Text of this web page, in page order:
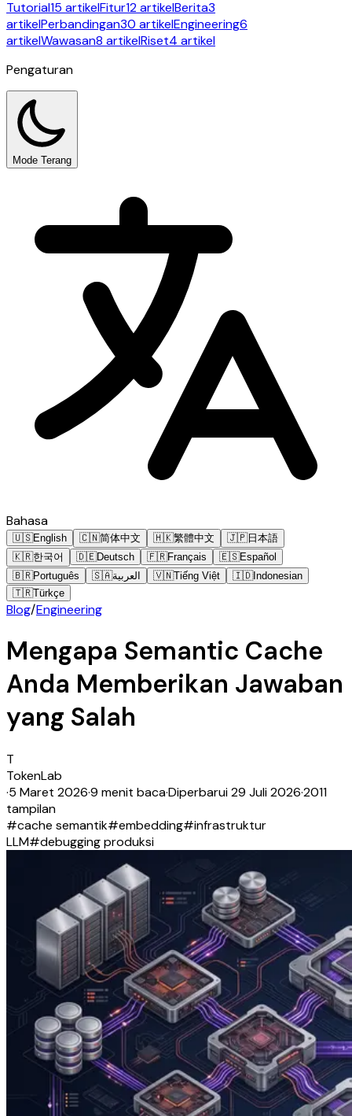
Tutorial15 artikelFitur12 artikelBerita3
artikelPerbandingan30 artikelEngineering6
artikelWawasan8 artikelRiset4 artikel
Pengaturan
Mode Terang
Bahasa
🇺🇸English 🇨🇳简体中文 🇭🇰繁體中文 🇯🇵日本語
🇰🇷한국어 🇩🇪Deutsch 🇫🇷Français 🇪🇸Español
🇧🇷Português 🇸🇦العربية 🇻🇳Tiếng Việt 🇮🇩Indonesian
🇹🇷Türkçe
Blog/Engineering
Mengapa Semantic Cache
Anda Memberikan Jawaban
yang Salah
T
TokenLab
·5 Maret 2026·9 menit baca·Diperbarui29 Juli 2026·2011
tampilan
#cache semantik#embedding#infrastruktur
LLM#debugging produksi